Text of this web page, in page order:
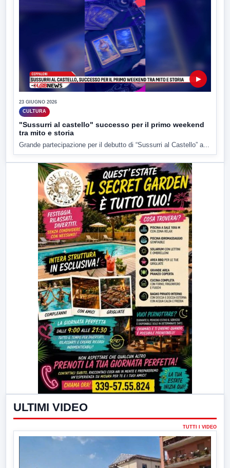
▶
23 GIUGNO 2026
CULTURA
"Sussurri al castello" successo per il primo weekend
tra mito e storia
Grande partecipazione per il debutto di “Sussurri al Castello” a...
ULTIMI VIDEO
TUTTI I VIDEO